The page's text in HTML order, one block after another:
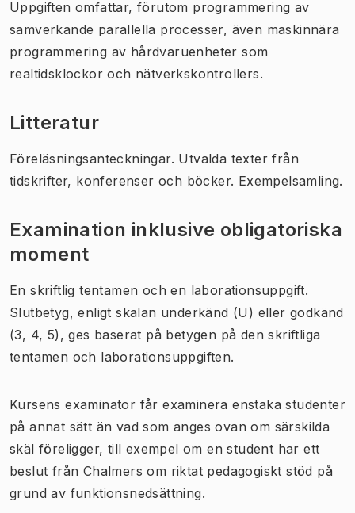
Uppgiften omfattar, förutom programmering av
samverkande parallella processer, även maskinnära
programmering av hårdvaruenheter som
realtidsklockor och nätverkskontrollers.
Litteratur
Föreläsningsanteckningar. Utvalda texter från
tidskrifter, konferenser och böcker. Exempelsamling.
Examination inklusive obligatoriska
moment
En skriftlig tentamen och en laborationsuppgift.
Slutbetyg, enligt skalan underkänd (U) eller godkänd
(3, 4, 5), ges baserat på betygen på den skriftliga
tentamen och laborationsuppgiften.
Kursens examinator får examinera enstaka studenter
på annat sätt än vad som anges ovan om särskilda
skäl föreligger, till exempel om en student har ett
beslut från Chalmers om riktat pedagogiskt stöd på
grund av funktionsnedsättning.